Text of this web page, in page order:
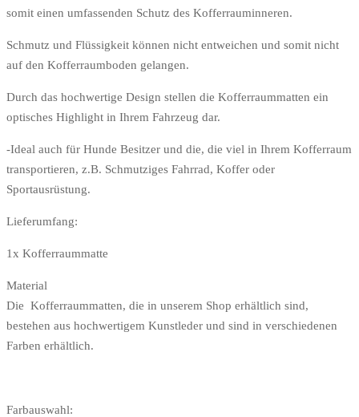
somit einen umfassenden Schutz des Kofferrauminneren.
Schmutz und Flüssigkeit können nicht entweichen und somit nicht
auf den Kofferraumboden gelangen.
Durch das hochwertige Design stellen die Kofferraummatten ein
optisches Highlight in Ihrem Fahrzeug dar.
-Ideal auch für Hunde Besitzer und die, die viel in Ihrem Kofferraum
transportieren, z.B. Schmutziges Fahrrad, Koffer oder
Sportausrüstung.
Lieferumfang:
1x Kofferraummatte
Material
Die Kofferraummatten, die in unserem Shop erhältlich sind,
bestehen aus hochwertigem Kunstleder und sind in verschiedenen
Farben erhältlich.
Farbauswahl: